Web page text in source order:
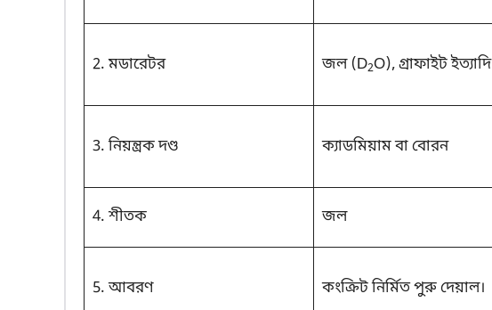
2. মডারেটর জল (D2O), গ্রাফাইট ইত্যাদি
3. নিয়ন্ত্রক দণ্ড ক্যাডমিয়াম বা বোরন
4. শীতক জল
5. আবরণ কংক্রিট নির্মিত পুরু দেয়াল।